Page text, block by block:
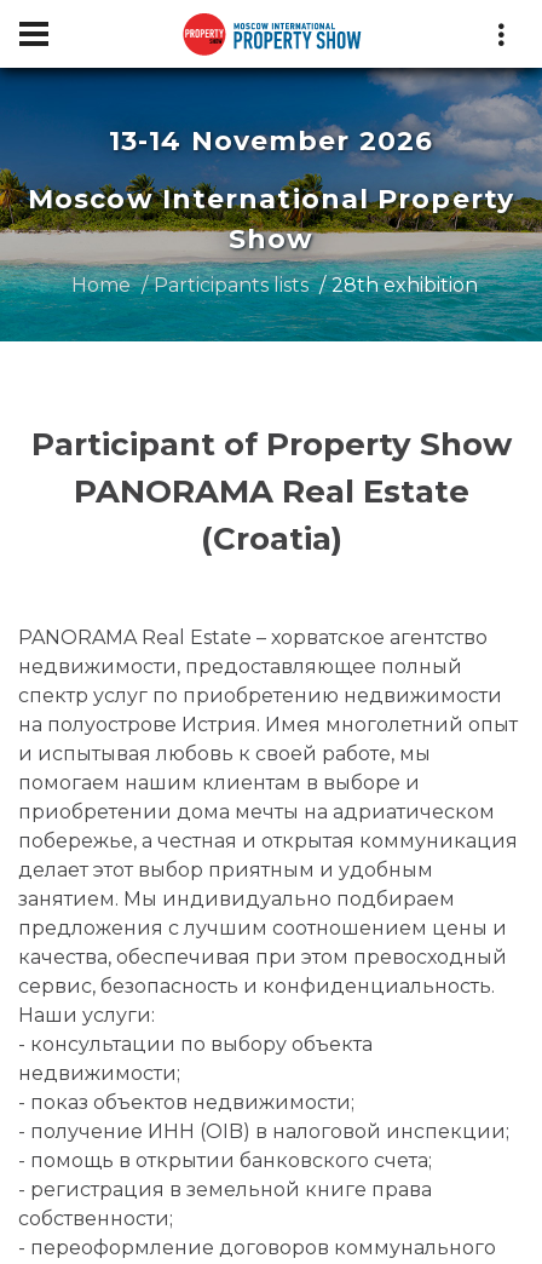
13-14 November 2026
Moscow International Property
Show
Home Participants lists 28th exhibition
Participant of Property Show
PANORAMA Real Estate
(Croatia)
PANORAMA Real Estate – хорватское агентство
недвижимости, предоставляющее полный
спектр услуг по приобретению недвижимости
на полуострове Истрия. Имея многолетний опыт
и испытывая любовь к своей работе, мы
помогаем нашим клиентам в выборе и
приобретении дома мечты на адриатическом
побережье, а честная и открытая коммуникация
делает этот выбор приятным и удобным
занятием. Мы индивидуально подбираем
предложения с лучшим соотношением цены и
качества, обеспечивая при этом превосходный
сервис, безопасность и конфиденциальность.
Наши услуги:
- консультации по выбору объекта
недвижимости;
- показ объектов недвижимости;
- получение ИНН (OIB) в налоговой инспекции;
- помощь в открытии банковского счета;
- регистрация в земельной книге права
собственности;
- переоформление договоров коммунального